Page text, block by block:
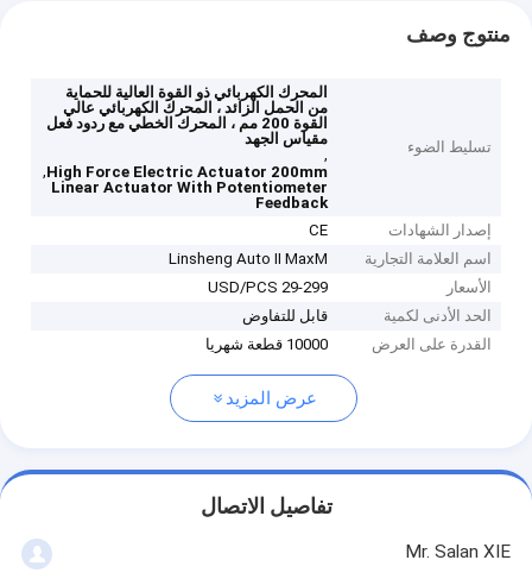
منتوج وصف
تسليط الضوء
المحرك الكهربائي ذو القوة العالية للحماية
من الحمل الزائد ، المحرك الكهربائي عالي
القوة 200 مم ، المحرك الخطي مع ردود فعل
مقياس الجهد
,
High Force Electric Actuator 200mm
,
Linear Actuator With Potentiometer
Feedback
إصدار الشهادات
CE
اسم العلامة التجارية
Linsheng Auto II MaxM
الأسعار
29-299 USD/PCS
الحد الأدنى لكمية
قابل للتفاوض
القدرة على العرض
10000 قطعة شهريا
عرض المزيد
تفاصيل الاتصال
Mr. Salan XIE